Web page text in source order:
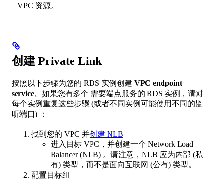
VPC 资源。
创建 Private Link
按照以下步骤为您的 RDS 实例创建 VPC endpoint
service。如果您有多个 需要端点服务的 RDS 实例，请对
每个实例重复这些步骤 (或者不同实例可能使用不同的监
听端口) ：
找到您的 VPC 并创建 NLB
进入目标 VPC，并创建一个 Network Load
Balancer (NLB) 。请注意，NLB 应为内部 (私
有) 类型，而不是面向互联网 (公有) 类型。
配置目标组